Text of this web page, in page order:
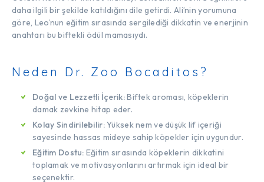
daha ilgili bir şekilde katıldığını dile getirdi. Ali’nin yorumuna
göre, Leo’nun eğitim sırasında sergilediği dikkatin ve enerjinin
anahtarı bu biftekli ödül mamasıydı.
Neden Dr. Zoo Bocaditos?
Doğal ve Lezzetli İçerik:Biftek aroması, köpeklerin
damak zevkine hitap eder.
Kolay Sindirilebilir:Yüksek nem ve düşük lif içeriği
sayesinde hassas mideye sahip köpekler için uygundur.
Eğitim Dostu: Eğitim sırasında köpeklerin dikkatini
toplamak ve motivasyonlarını artırmak için ideal bir
seçenektir.